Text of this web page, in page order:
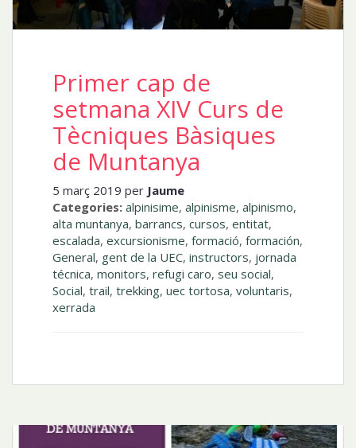
Primer cap de
setmana XIV Curs de
Tècniques Bàsiques
de Muntanya
5 març 2019 per Jaume
Categories: alpinisime, alpinisme, alpinismo,
alta muntanya, barrancs, cursos, entitat,
escalada, excursionisme, formació, formación,
General, gent de la UEC, instructors, jornada
técnica, monitors, refugi caro, seu social,
Social, trail, trekking, uec tortosa, voluntaris,
xerrada